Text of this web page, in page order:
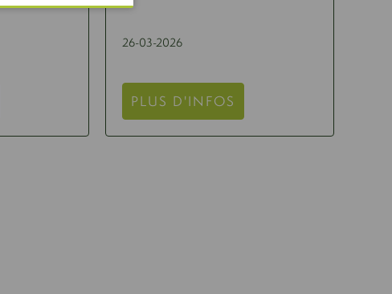
26-03-2026
PLUS D'INFOS